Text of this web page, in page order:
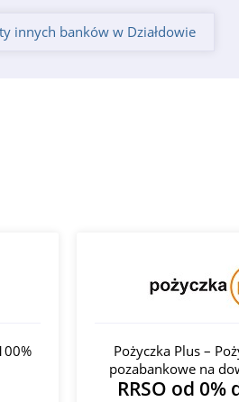
innych banków w Działdowie
Pożyczka Plus –
pozabankowe na
RRSO od 0%